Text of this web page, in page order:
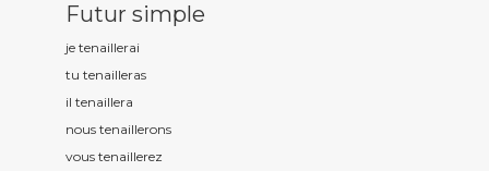
Futur simple
je tenaillerai
tu tenailleras
il tenaillera
nous tenaillerons
vous tenaillerez